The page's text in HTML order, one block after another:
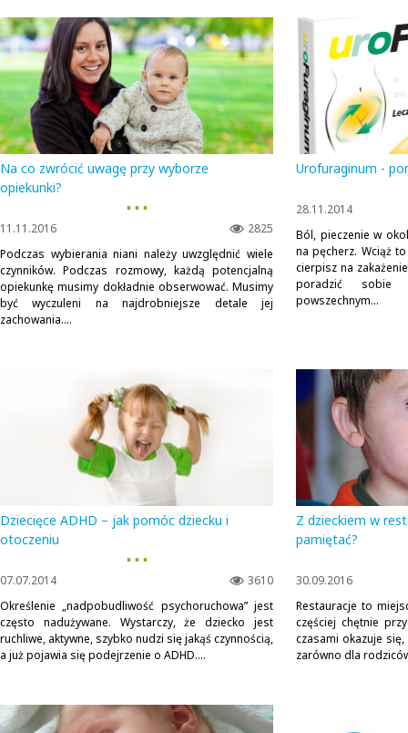
Na co zwrócić uwagę przy wyborze
opiekunki?
▪ ▪ ▪
2825
11.11.2016
Podczas wybierania niani należy uwzględnić wiele
czynników. Podczas rozmowy, każdą potencjalną
opiekunkę musimy dokładnie obserwować. Musimy
być wyczuleni na najdrobniejsze detale jej
zachowania....
Urofuraginum -
28.11.2014
Ból, pieczenie w
na pęcherz. Wciąż
cierpisz na
poradzić
powszechnym...
Dziecięce ADHD – jak pomóc dziecku i
otoczeniu
▪ ▪ ▪
3610
07.07.2014
Określenie „nadpobudliwość psychoruchowa” jest
często nadużywane. Wystarczy, że dziecko jest
ruchliwe, aktywne, szybko nudzi się jakąś czynnością,
a już pojawia się podejrzenie o ADHD....
Z dzieckiem w
pamiętać?
30.09.2016
Restauracje to
częściej chętnie
czasami okazuje
zarówno dla